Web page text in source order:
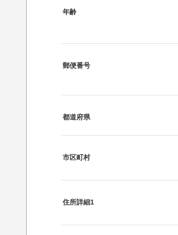
年齢
郵便番号
都道府県
市区町村
住所詳細1